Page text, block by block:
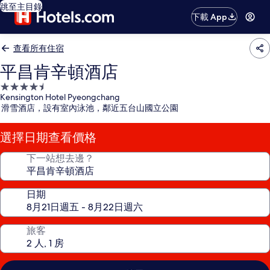
跳至主目錄
下載 App
查看所有住宿
平昌肯辛頓酒店
4.5
星
級
住
宿
Kensington Hotel Pyeongchang
滑雪酒店，設有室內泳池，鄰近五台山國立公園
選擇日期查看價格
下一站想去邊？
日期
旅客